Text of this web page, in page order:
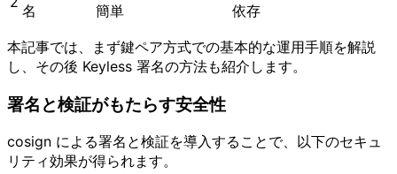
名
簡単
依存
本記事では、まず鍵ペア方式での基本的な運用手順を解説
し、その後 Keyless 署名の方法も紹介します。
署名と検証がもたらす安全性
cosign による署名と検証を導入することで、以下のセキュ
リティ効果が得られます。